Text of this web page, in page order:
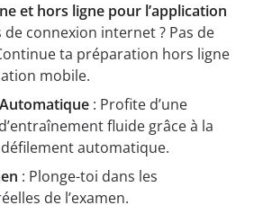
et hors ligne pour l’application
de connexion internet ? Pas de
ta préparation hors ligne
mobile.
: Profite d’une
fluide grâce à la
automatique.
: Plonge-toi dans les
de l’examen.